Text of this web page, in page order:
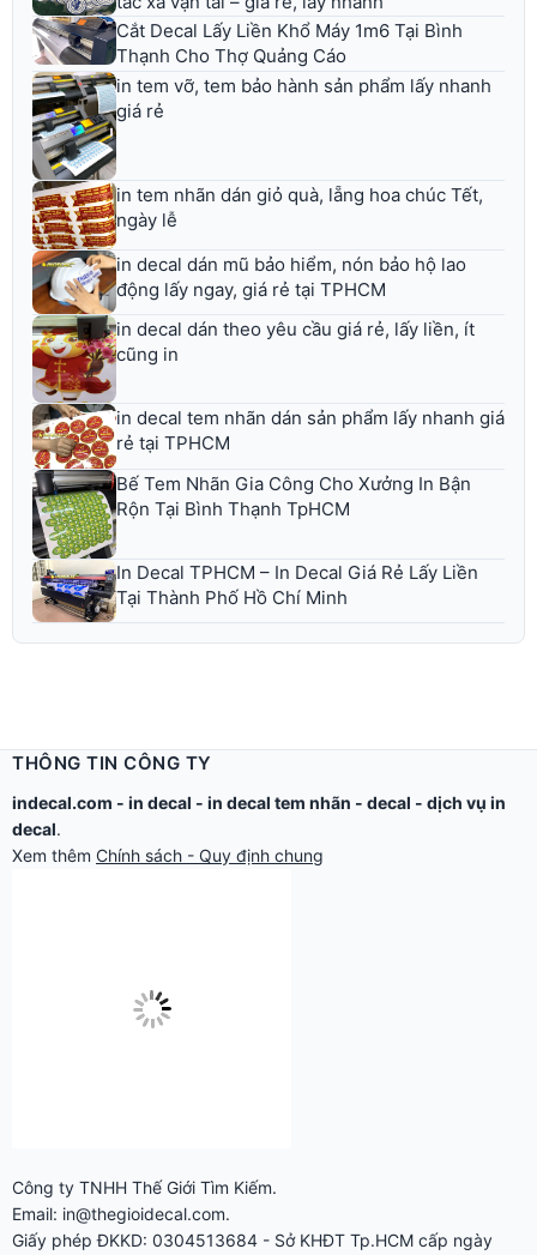
Cắt Decal Lấy Liền Khổ Máy 1m6 Tại Bình
Thạnh Cho Thợ Quảng Cáo
in tem vỡ, tem bảo hành sản phẩm lấy nhanh
giá rẻ
in tem nhãn dán giỏ quà, lẵng hoa chúc Tết,
ngày lễ
in decal dán mũ bảo hiểm, nón bảo hộ lao
động lấy ngay, giá rẻ tại TPHCM
in decal dán theo yêu cầu giá rẻ, lấy liền, ít
cũng in
in decal tem nhãn dán sản phẩm lấy nhanh giá
rẻ tại TPHCM
Bế Tem Nhãn Gia Công Cho Xưởng In Bận
Rộn Tại Bình Thạnh TpHCM
In Decal TPHCM – In Decal Giá Rẻ Lấy Liền
Tại Thành Phố Hồ Chí Minh
THÔNG TIN CÔNG TY
indecal.com - in decal - in decal tem nhãn - decal - dịch vụ in
decal.
Xem thêm Chính sách - Quy định chung
Công ty TNHH Thế Giới Tìm Kiếm.
Email: in@thegioidecal.com.
Giấy phép ĐKKD: 0304513684 - Sở KHĐT Tp.HCM cấp ngày